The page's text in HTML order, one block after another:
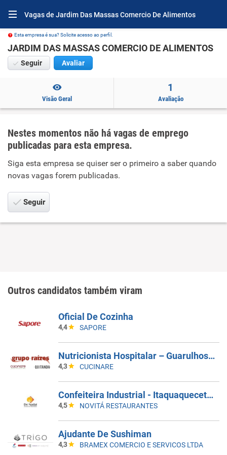
Vagas de Jardim Das Massas Comercio De Alimentos
Esta empresa é sua? Solicite acesso ao perfil.
JARDIM DAS MASSAS COMERCIO DE ALIMENTOS
Seguir Avaliar
Visão Geral
1
Avaliação
Nestes momentos não há vagas de emprego
publicadas para esta empresa.
Siga esta empresa se quiser ser o primeiro a saber quando
novas vagas forem publicadas.
Seguir
Outros candidatos também viram
Oficial De Cozinha
4,4 SAPORE
Nutricionista Hospitalar – Guarulhos/SP
4,3 CUCINARE
Confeiteira Industrial - Itaquaquecetuba/SP
4,5 NOVITÁ RESTAURANTES
Ajudante De Sushiman
4,3 BRAMEX COMERCIO E SERVICOS LTDA